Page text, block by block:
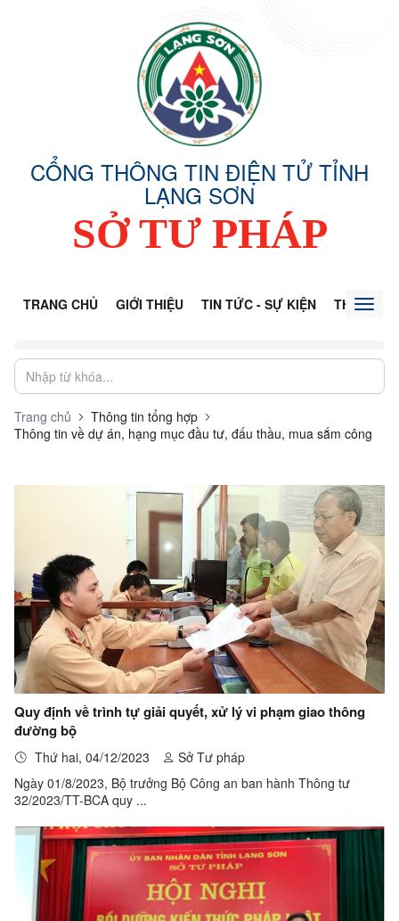
CỔNG THÔNG TIN ĐIỆN TỬ TỈNH
LẠNG SƠN
SỞ TƯ PHÁP
TRANG CHỦ GIỚI THIỆU TIN TỨC - SỰ KIỆN THÔNG
Trang chủ
Thông tin tổng hợp
Thông tin về dự án, hạng mục đầu tư, đấu thầu, mua sắm công
Quy định về trình tự giải quyết, xử lý vi phạm giao thông
đường bộ
Thứ hai, 04/12/2023
Sở Tư pháp
Ngày 01/8/2023, Bộ trưởng Bộ Công an ban hành Thông tư
32/2023/TT-BCA quy ...